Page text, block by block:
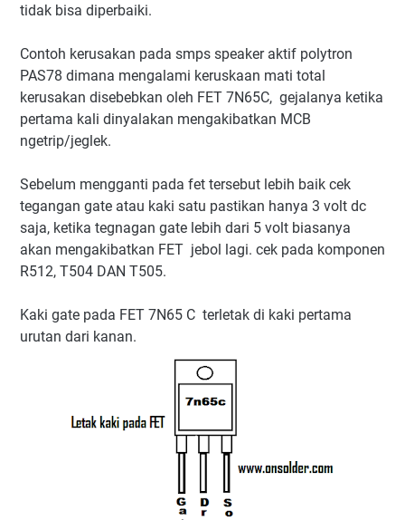
tidak bisa diperbaiki.
Contoh kerusakan pada smps speaker aktif polytron
PAS78 dimana mengalami keruskaan mati total
kerusakan disebebkan oleh FET 7N65C, gejalanya ketika
pertama kali dinyalakan mengakibatkan MCB
ngetrip/jeglek.
Sebelum mengganti pada fet tersebut lebih baik cek
tegangan gate atau kaki satu pastikan hanya 3 volt dc
saja, ketika tegnagan gate lebih dari 5 volt biasanya
akan mengakibatkan FET jebol lagi. cek pada komponen
R512, T504 DAN T505.
Kaki gate pada FET 7N65 C terletak di kaki pertama
urutan dari kanan.